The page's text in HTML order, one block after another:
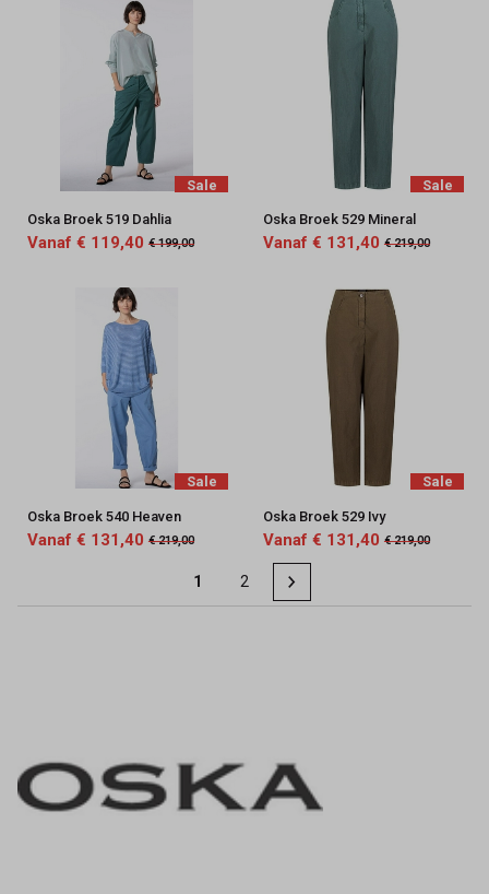
Sale
Oska Broek 519 Dahlia
Vanaf € 119,40 € 199,00
Sale
Oska Broek 529 Mineral
Vanaf € 131,40 € 219,00
Sale
Oska Broek 540 Heaven
Vanaf € 131,40 € 219,00
Sale
Oska Broek 529 Ivy
Vanaf € 131,40 € 219,00
1 2